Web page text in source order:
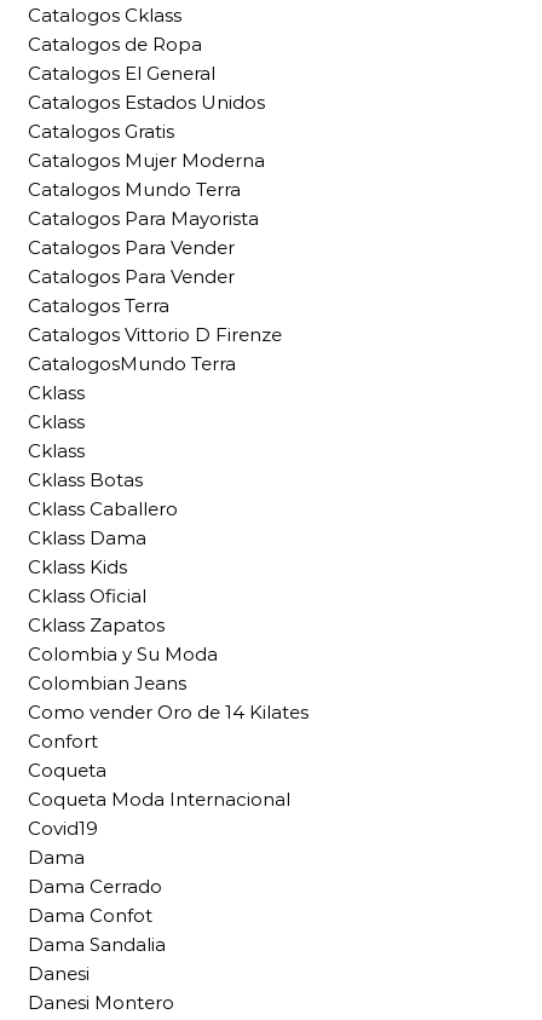
Catalogos Cklass
Catalogos de Ropa
Catalogos El General
Catalogos Estados Unidos
Catalogos Gratis
Catalogos Mujer Moderna
Catalogos Mundo Terra
Catalogos Para Mayorista
Catalogos Para Vender
Catalogos Para Vender
Catalogos Terra
Catalogos Vittorio D Firenze
CatalogosMundo Terra
Cklass
Cklass
Cklass
Cklass Botas
Cklass Caballero
Cklass Dama
Cklass Kids
Cklass Oficial
Cklass Zapatos
Colombia y Su Moda
Colombian Jeans
Como vender Oro de 14 Kilates
Confort
Coqueta
Coqueta Moda Internacional
Covid19
Dama
Dama Cerrado
Dama Confot
Dama Sandalia
Danesi
Danesi Montero